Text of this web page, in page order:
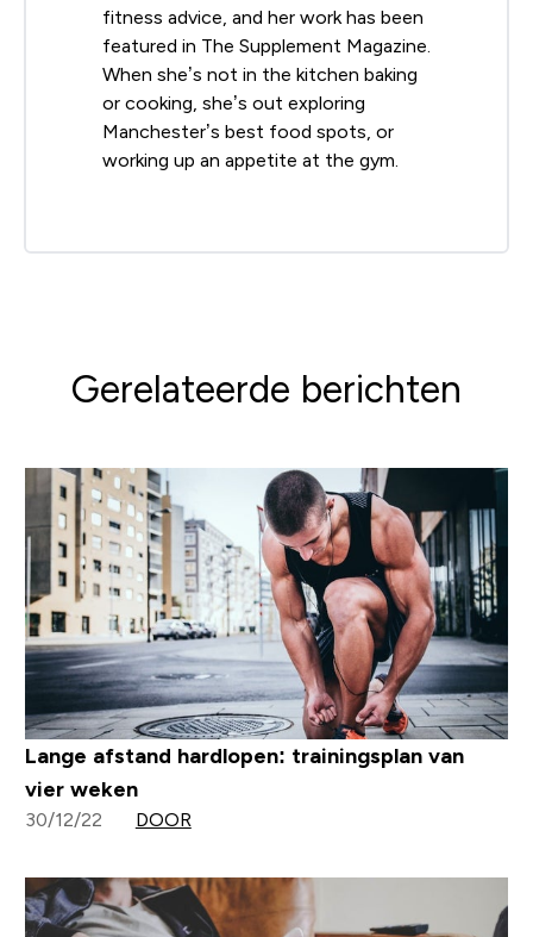
fitness advice, and her work has been
featured in The Supplement Magazine.
When she’s not in the kitchen baking
or cooking, she’s out exploring
Manchester’s best food spots, or
working up an appetite at the gym.
Gerelateerde berichten
Lange afstand hardlopen: trainingsplan van
vier weken
30/12/22 DOOR